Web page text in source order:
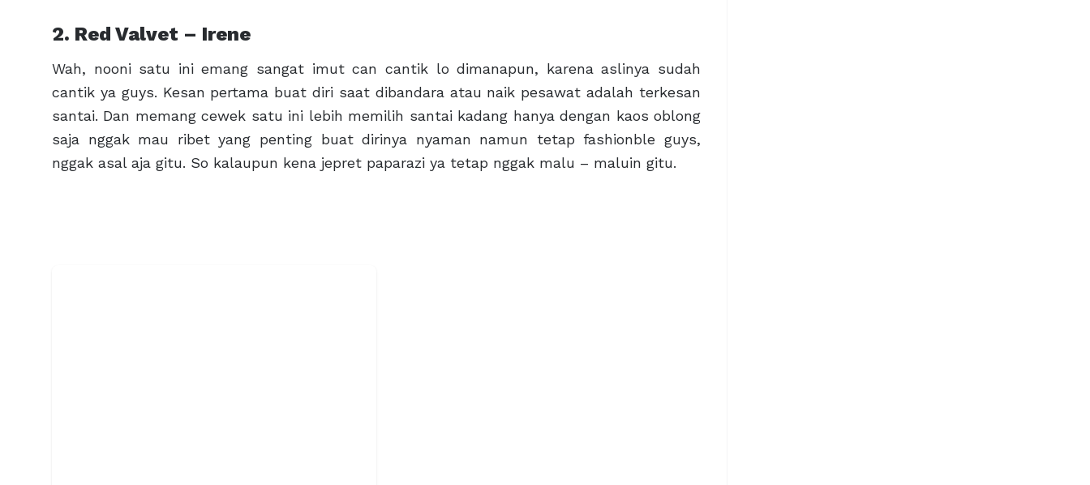
2. Red Valvet – Irene
Wah, nooni satu ini emang sangat imut can cantik lo dimanapun, karena aslinya sudah
cantik ya guys. Kesan pertama buat diri saat dibandara atau naik pesawat adalah terkesan
santai. Dan memang cewek satu ini lebih memilih santai kadang hanya dengan kaos oblong
saja nggak mau ribet yang penting buat dirinya nyaman namun tetap fashionble guys,
nggak asal aja gitu. So kalaupun kena jepret paparazi ya tetap nggak malu – maluin gitu.